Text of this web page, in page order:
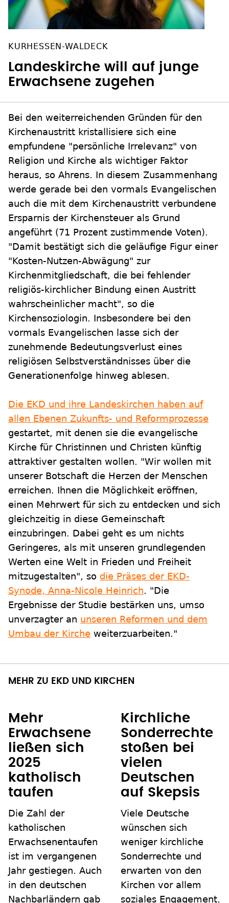
KURHESSEN-WALDECK
Landeskirche will auf junge
Erwachsene zugehen
Bei den weiterreichenden Gründen für den
Kirchenaustritt kristallisiere sich eine
empfundene "persönliche Irrelevanz" von
Religion und Kirche als wichtiger Faktor
heraus, so Ahrens. In diesem Zusammenhang
werde gerade bei den vormals Evangelischen
auch die mit dem Kirchenaustritt verbundene
Ersparnis der Kirchensteuer als Grund
angeführt (71 Prozent zustimmende Voten).
"Damit bestätigt sich die geläufige Figur einer
"Kosten-Nutzen-Abwägung" zur
Kirchenmitgliedschaft, die bei fehlender
religiös-kirchlicher Bindung einen Austritt
wahrscheinlicher macht", so die
Kirchensoziologin. Insbesondere bei den
vormals Evangelischen lasse sich der
zunehmende Bedeutungsverlust eines
religiösen Selbstverständnisses über die
Generationenfolge hinweg ablesen.
Die EKD und ihre Landeskirchen haben auf
allen Ebenen Zukunfts- und Reformprozesse
gestartet, mit denen sie die evangelische
Kirche für Christinnen und Christen künftig
attraktiver gestalten wollen. "Wir wollen mit
unserer Botschaft die Herzen der Menschen
erreichen. Ihnen die Möglichkeit eröffnen,
einen Mehrwert für sich zu entdecken und sich
gleichzeitig in diese Gemeinschaft
einzubringen. Dabei geht es um nichts
Geringeres, als mit unseren grundlegenden
Werten eine Welt in Frieden und Freiheit
mitzugestalten", so die Präses der EKD-
Synode, Anna-Nicole Heinrich. "Die
Ergebnisse der Studie bestärken uns, umso
unverzagter an unseren Reformen und dem
Umbau der Kirche weiterzuarbeiten."
MEHR ZU EKD UND KIRCHEN
Mehr
Erwachsene
ließen sich
2025
katholisch
taufen
Die Zahl der
katholischen
Erwachsenentaufen
ist im vergangenen
Jahr gestiegen. Auch
in den deutschen
Nachbarländern gab
Kirchliche
Sonderrechte
stoßen bei
vielen
Deutschen
auf Skepsis
Viele Deutsche
wünschen sich
weniger kirchliche
Sonderrechte und
erwarten von den
Kirchen vor allem
soziales Engagement.